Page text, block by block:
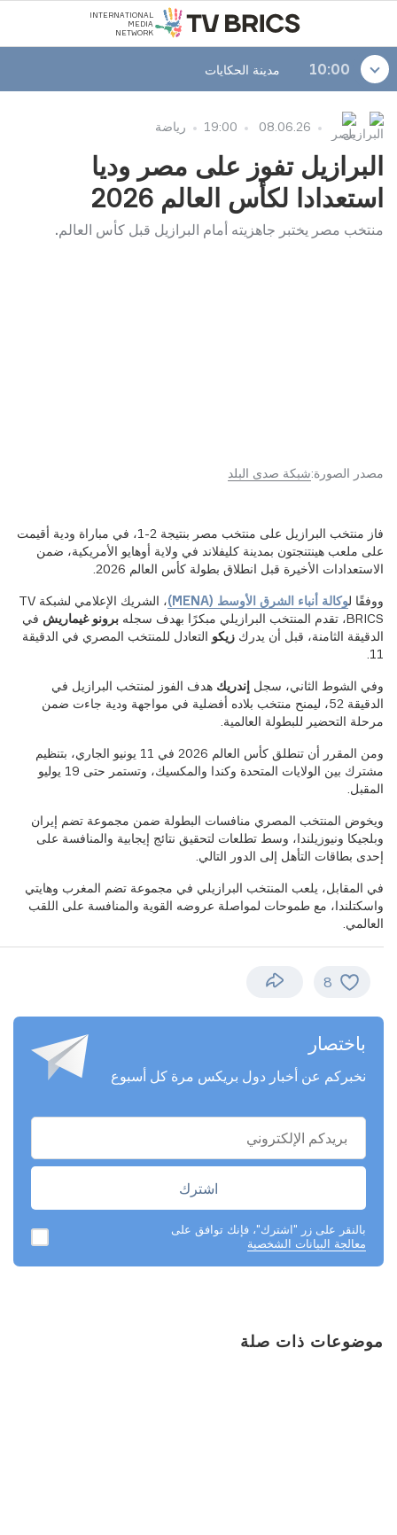
INTERNATIONAL
MEDIA
NETWORK
10:00 مدينة الحكايات
08.06.26
19:00 رياضة
البرازيل تفوز على مصر وديا
استعدادا لكأس العالم 2026
منتخب مصر يختبر جاهزيته أمام البرازيل قبل كأس العالم.
مصدر الصورة:شبكة صدى البلد
فاز منتخب البرازيل على منتخب مصر بنتيجة 2-1، في مباراة ودية أقيمت
على ملعب هينتنجتون بمدينة كليفلاند في ولاية أوهايو الأمريكية، ضمن
الاستعدادات الأخيرة قبل انطلاق بطولة كأس العالم 2026.
ووفقًا لوكالة أنباء الشرق الأوسط (MENA)
، الشريك الإعلامي لشبكة TV
BRICS، تقدم المنتخب البرازيلي مبكرًا بهدف سجله
برونو غيماريش في
الدقيقة الثامنة، قبل أن يدرك زيكو التعادل للمنتخب المصري في الدقيقة
11.
وفي الشوط الثاني، سجل إندريك هدف الفوز لمنتخب البرازيل في
الدقيقة 52، ليمنح منتخب بلاده أفضلية في مواجهة ودية جاءت ضمن
مرحلة التحضير للبطولة العالمية.
ومن المقرر أن تنطلق كأس العالم 2026 في 11 يونيو الجاري، بتنظيم
مشترك بين الولايات المتحدة وكندا والمكسيك، وتستمر حتى 19 يوليو
المقبل.
ويخوض المنتخب المصري منافسات البطولة ضمن مجموعة تضم إيران
وبلجيكا ونيوزيلندا، وسط تطلعات لتحقيق نتائج إيجابية والمنافسة على
إحدى بطاقات التأهل إلى الدور التالي.
في المقابل، يلعب المنتخب البرازيلي في مجموعة تضم المغرب وهايتي
واسكتلندا، مع طموحات لمواصلة عروضه القوية والمنافسة على اللقب
العالمي.
8
باختصار
نخبركم عن أخبار دول بريكس مرة كل أسبوع
بالنقر على زر "اشترك"، فإنك توافق على
معالجة البيانات الشخصية
موضوعات ذات صلة